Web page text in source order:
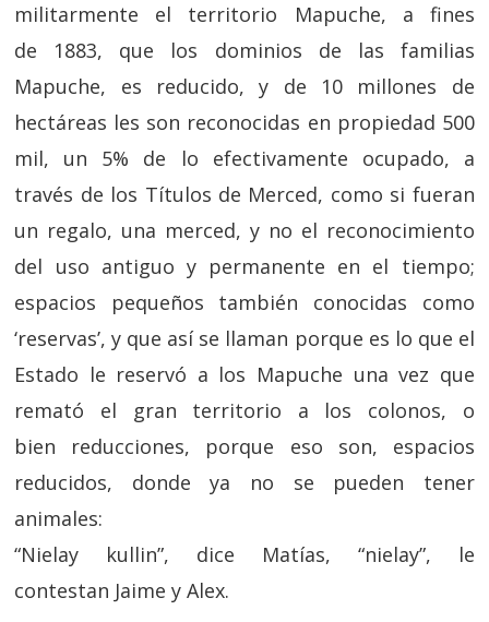
militarmente el territorio Mapuche, a fines
de 1883, que los dominios de las familias
Mapuche, es reducido, y de 10 millones de
hectáreas les son reconocidas en propiedad 500
mil, un 5% de lo efectivamente ocupado, a
través de los Títulos de Merced, como si fueran
un regalo, una merced, y no el reconocimiento
del uso antiguo y permanente en el tiempo;
espacios pequeños también conocidas como
‘reservas’, y que así se llaman porque es lo que el
Estado le reservó a los Mapuche una vez que
remató el gran territorio a los colonos, o
bien reducciones, porque eso son, espacios
reducidos, donde ya no se pueden tener
animales:
“Nielay kullin”, dice Matías, “nielay”, le
contestan Jaime y Alex.